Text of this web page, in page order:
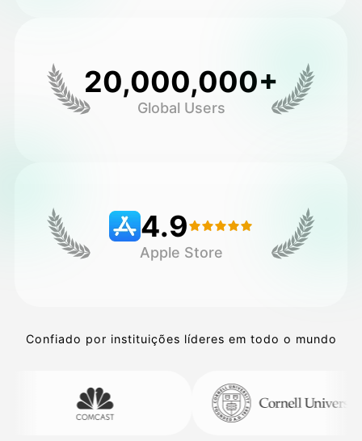
20,000,000+
Global Users
4.9
Apple Store
Confiado por instituições líderes em todo o mundo